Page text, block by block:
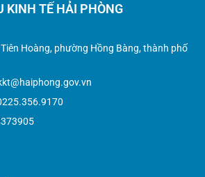
KINH TẾ HẢI PHÒNG
Hoàng, phường Hồng Bàng, thành phố